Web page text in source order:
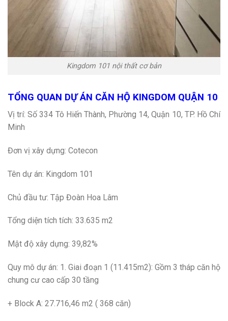
Kingdom 101 nội thất cơ bản
TỔNG QUAN DỰ ÁN CĂN HỘ KINGDOM QUẬN 10
Vị trí: Số 334 Tô Hiến Thành, Phường 14, Quận 10, TP. Hồ Chí
Minh
Đơn vị xây dựng: Cotecon
Tên dự án: Kingdom 101
Chủ đầu tư: Tập Đoàn Hoa Lâm
Tổng diện tích tích: 33.635 m2
Mật độ xây dựng: 39,82%
Quy mô dự án: 1. Giai đoạn 1 (11.415m2): Gồm 3 tháp căn hộ
chung cư cao cấp 30 tầng
+ Block A: 27.716,46 m2 ( 368 căn)